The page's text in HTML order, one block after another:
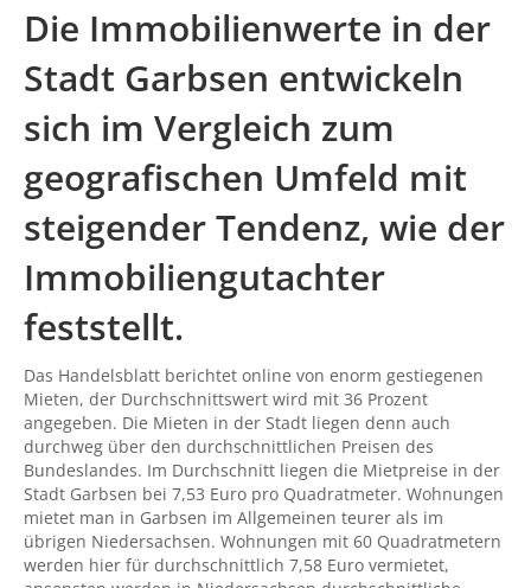
Die Immobilienwerte in der
Stadt Garbsen entwickeln
sich im Vergleich zum
geografischen Umfeld mit
steigender Tendenz, wie der
Immobiliengutachter
feststellt.
Das Handelsblatt berichtet online von enorm gestiegenen
Mieten, der Durchschnittswert wird mit 36 Prozent
angegeben. Die Mieten in der Stadt liegen denn auch
durchweg über den durchschnittlichen Preisen des
Bundeslandes. Im Durchschnitt liegen die Mietpreise in der
Stadt Garbsen bei 7,53 Euro pro Quadratmeter. Wohnungen
mietet man in Garbsen im Allgemeinen teurer als im
übrigen Niedersachsen. Wohnungen mit 60 Quadratmetern
werden hier für durchschnittlich 7,58 Euro vermietet,